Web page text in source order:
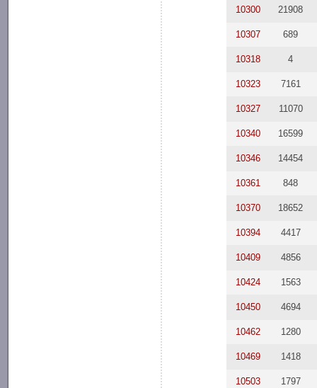
10300 21908
10307 689
10318 4
10323 7161
10327 11070
10340 16599
10346 14454
10361 848
10370 18652
10394 4417
10409 4856
10424 1563
10450 4694
10462 1280
10469 1418
10503 1797